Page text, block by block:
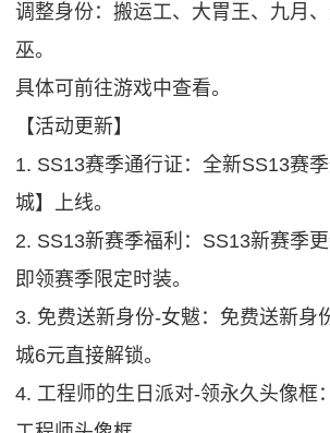
调整身份：搬运工、大胃王、九月
巫。
具体可前往游戏中查看。
【活动更新】
1. SS13赛季通行证：全新SS13赛
城】上线。
2. SS13新赛季福利：SS13新赛季
即领赛季限定时装。
3. 免费送新身份-女魃：免费送新身
城6元直接解锁。
4. 工程师的生日派对-领永久头像框